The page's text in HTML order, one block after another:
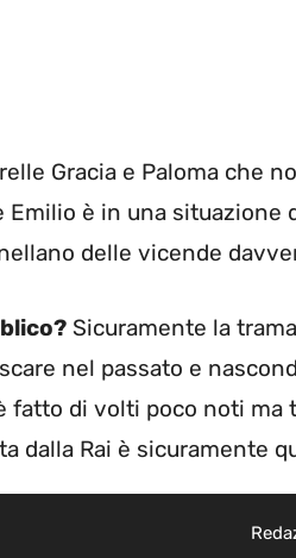
Gracia e Paloma che
Emilio è in una situazione
delle vicende
Sicuramente la
nel passato e
fatto di volti poco noti
dalla Rai è sicuramente